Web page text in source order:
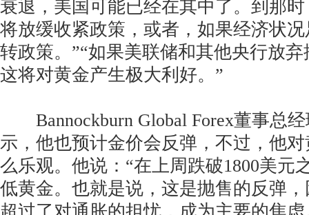
衰退，美国可能已经在其中了。到那
将放缓收紧政策，或者，如果经济状
转政策。”“如果美联储和其他央行放
这将对黄金产生极大利好。”
Bannockburn Global Forex董事总经
示，他也预计金价会反弹，不过，他
么乐观。他说：“在上周跌破1800美元
低黄金。也就是说，这是抛售的反弹